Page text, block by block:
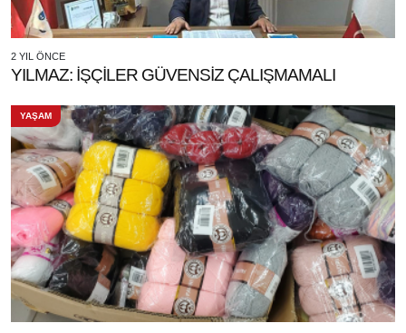
2 YIL ÖNCE
YILMAZ: İŞÇİLER GÜVENSİZ ÇALIŞMAMALI
YAŞAM